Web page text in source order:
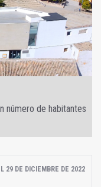
número de habitantes
29 DE DICIEMBRE DE 2022